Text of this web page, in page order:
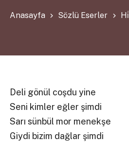
Anasayfa Sözlü Eserler
Deli gönül coşdu yine
Seni kimler eğler şimdi
Sarı sünbül mor menekşe
Giydi bizim dağlar şimdi